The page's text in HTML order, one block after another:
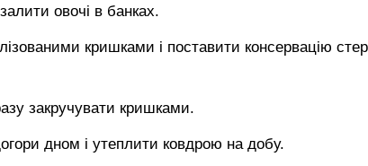
овочі в банках.
кришками і поставити консервацію
закручувати кришками.
дном і утеплити ковдрою на добу.